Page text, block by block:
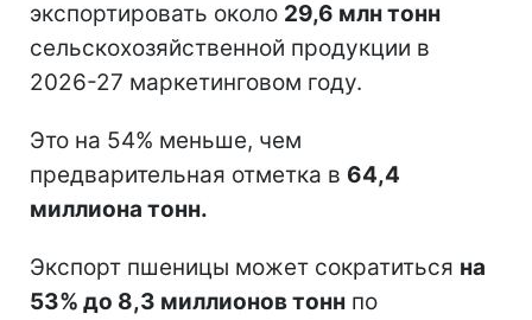
экспортировать около 29,6 млн тонн
сельскохозяйственной продукции в
2026-27 маркетинговом году.
Это на 54% меньше, чем
предварительная отметка в 64,4
миллиона тонн.
Экспорт пшеницы может сократиться на
53% до 8,3 миллионов тонн по